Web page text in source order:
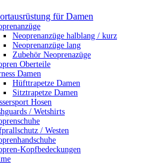
für Damen
Neoprenanzüge halblang / kurz
Neoprenanzüge lang
Zubehör Neoprenazüge
Oberteile
Damen
Hüfttrapetze Damen
Sitztrapetze Damen
Hosen
/ Wetshirts
/ Westen
Kopfbedeckungen